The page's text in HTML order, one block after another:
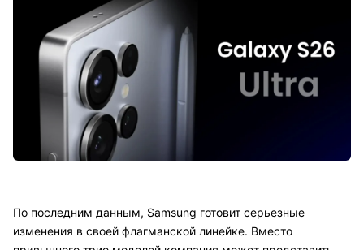
По последним данным, Samsung готовит серьезные
изменения в своей флагманской линейке. Вместо